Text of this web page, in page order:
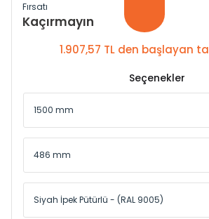
Fırsatı
Kaçırmayın
1.907,57 TL den başlayan
Seçenekler